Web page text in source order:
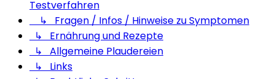
Testverfahren
↳ Fragen / Infos / Hinweise zu Symptomen
↳ Ernährung und Rezepte
↳ Allgemeine Plaudereien
↳ Links